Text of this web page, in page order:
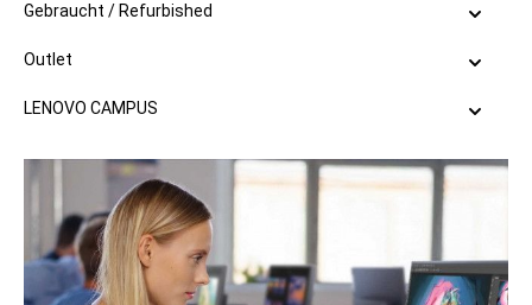
Gebraucht / Refurbished
Outlet
LENOVO CAMPUS